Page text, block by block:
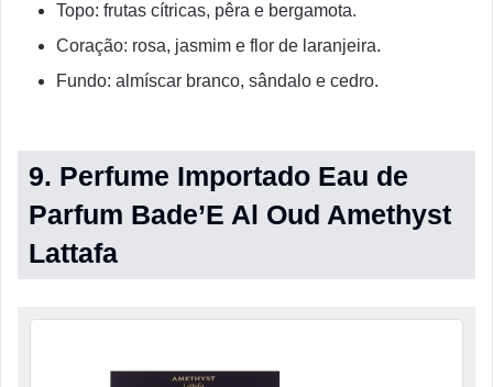
Topo: frutas cítricas, pêra e bergamota.
Coração: rosa, jasmim e flor de laranjeira.
Fundo: almíscar branco, sândalo e cedro.
9. Perfume Importado Eau de
Parfum Bade’E Al Oud Amethyst
Lattafa